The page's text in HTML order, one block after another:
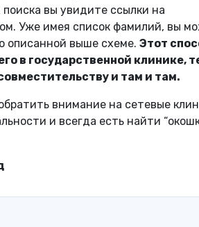
поиска вы увидите ссылки на
Уже имея список фамилий, вы
описанной выше схеме. Этот
в государственной клинике,
и там и там.
внимание на сетевые
и всегда есть найти